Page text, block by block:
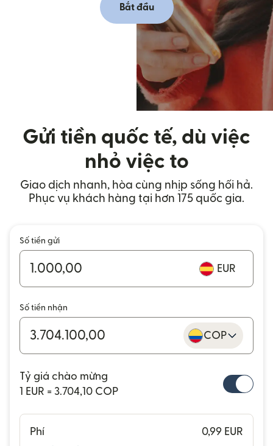
Bắt đầu
Gửi tiền quốc tế, dù việc
nhỏ việc to
Giao dịch nhanh, hòa cùng nhịp sống hối hả.
Phục vụ khách hàng tại hơn 175 quốc gia.
Số tiền gửi
EUR
Số tiền nhận
COP
Tỷ giá chào mừng
1 EUR = 3.704,10 COP
Phí
0,99 EUR